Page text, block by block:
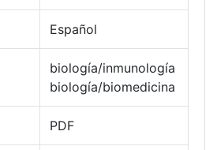
Español
biología/inmunología
biología/biomedicina
PDF